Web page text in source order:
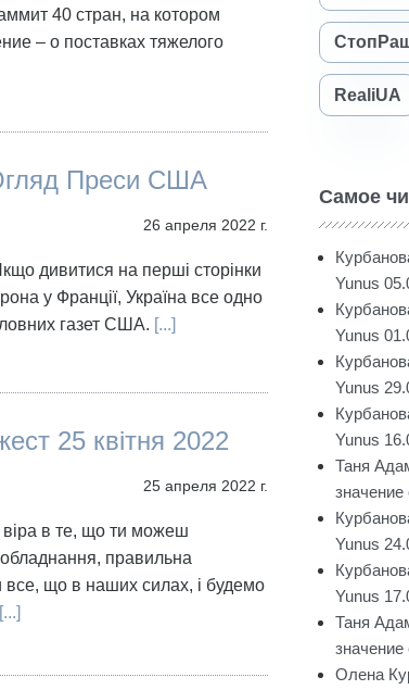
40 стран, на котором
– о поставках тяжелого
Преси США
26 апреля 2022 г.
дивитися на перші сторінки
у Франції, Україна все одно
газет США. [...]
25 квітня 2022
25 апреля 2022 г.
в те, що ти можеш
правильна
все, що в наших силах, і будемо
[...]
RealiUA
Самое
Yunus
Yunus
Yunus
Yunus
Таня
значение
Yunus
Yunus
Таня
Олена